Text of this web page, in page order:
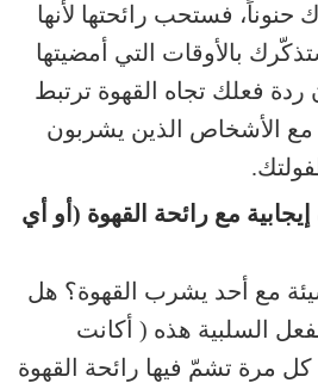
حنوناً، فستحب رائحتها لأنها
بالأوقات التي أمضيتها
ردة فعلك تجاه القهوة ترتبط
مع الأشخاص الذين يشربون
إيجابية مع رائحة القهوة (أو أي
مع أحد يشرب القهوة؟ هل
السلبية هذه ( أكانت
كل مرة تشمّ فيها رائحة القهوة